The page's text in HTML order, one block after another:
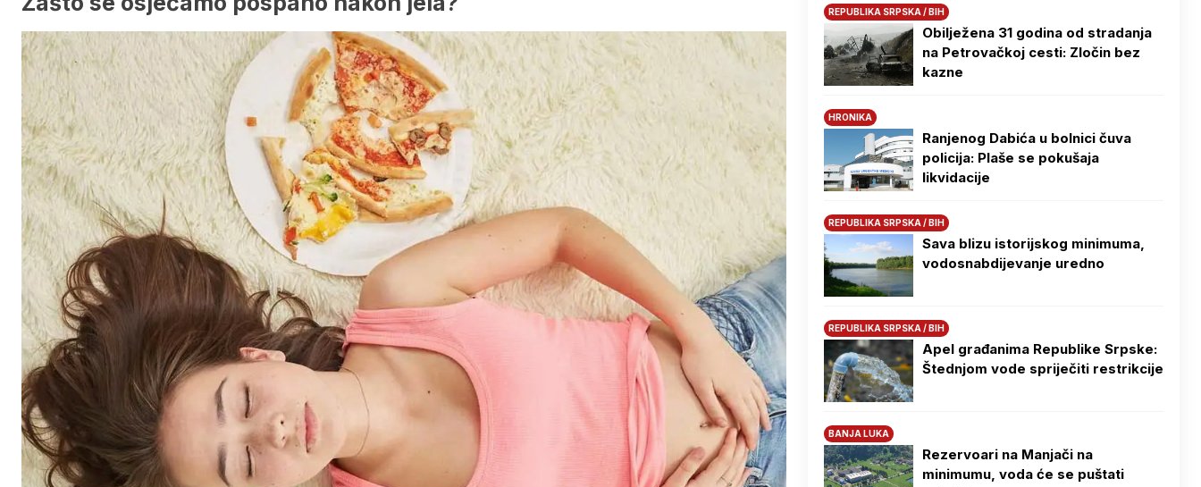
REPUBLIKA SRPSKA / BIH
Obilježena 31 godina od stradanja
na Petrovačkoj cesti: Zločin bez
kazne
HRONIKA
Ranjenog Dabića u bolnici čuva
policija: Plaše se pokušaja
likvidacije
REPUBLIKA SRPSKA / BIH
Sava blizu istorijskog minimuma,
vodosnabdijevanje uredno
REPUBLIKA SRPSKA / BIH
Apel građanima Republike Srpske:
Štednjom vode spriječiti restrikcije
BANJA LUKA
Rezervoari na Manjači na
minimumu, voda će se puštati